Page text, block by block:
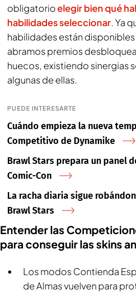
obligatorioelegir bien qué
habilidades seleccionar. Ya
habilidades están
abramos premios
huecos, existiendo sinergias
algunas de ellas.
PUEDE INTERESARTE
Cuándo empieza la nueva
Competitivo de Dynamike
Brawl Stars prepara un panel
Comic-Con
La racha diaria sigue
Brawl Stars
Entender las
para conseguir las skins
Los modos Contienda
de Almas vuelven para